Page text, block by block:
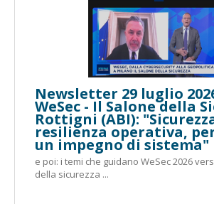
Newsletter 29 luglio
WeSec - Il Salone della
Rottigni (ABI):
resilienza operativa,
un impegno di sistema"
e poi: i temi che guidano WeSec 2026
della sicurezza ...